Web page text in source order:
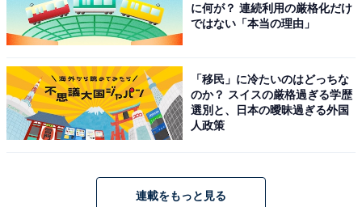
に何が？ 連続利用の厳格化だけ
ではない「本当の理由」
「移民」に冷たいのはどっちな
のか？ スイスの厳格過ぎる学歴
選別と、日本の曖昧過ぎる外国
人政策
連載をもっと見る